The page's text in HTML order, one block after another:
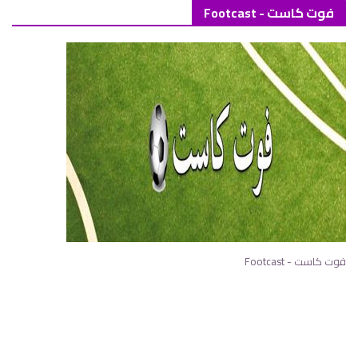
فوت كاست - Footcast
فوت كاست - Footcast